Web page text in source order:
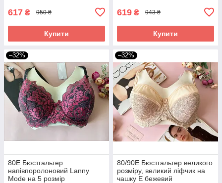
617 ₴ 950 ₴
Купити
619 ₴ 943 ₴
Купити
–32%
80Е Бюстгальтер
напівпоролоновий Lanny
Mode на 5 розмір
–32%
80/90Е Бюстгальтер великого
розміру, великий ліфчик на
чашку E бежевий